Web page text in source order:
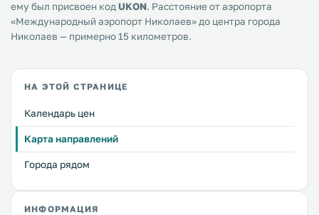
ему был присвоен код UKON. Расстояние от аэропорта
«Международный аэропорт Николаев» до центра города
Николаев — примерно 15 километров.
НА ЭТОЙ СТРАНИЦЕ
Календарь цен
Карта направлений
Города рядом
ИНФОРМАЦИЯ